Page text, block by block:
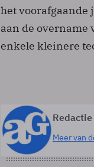
het voorafgaande
aan de overname
enkele kleinere
Redactie
Meer van